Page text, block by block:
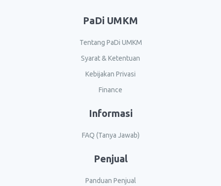
PaDi UMKM
Tentang PaDi UMKM
Syarat & Ketentuan
Kebijakan Privasi
Finance
Informasi
FAQ (Tanya Jawab)
Penjual
Panduan Penjual